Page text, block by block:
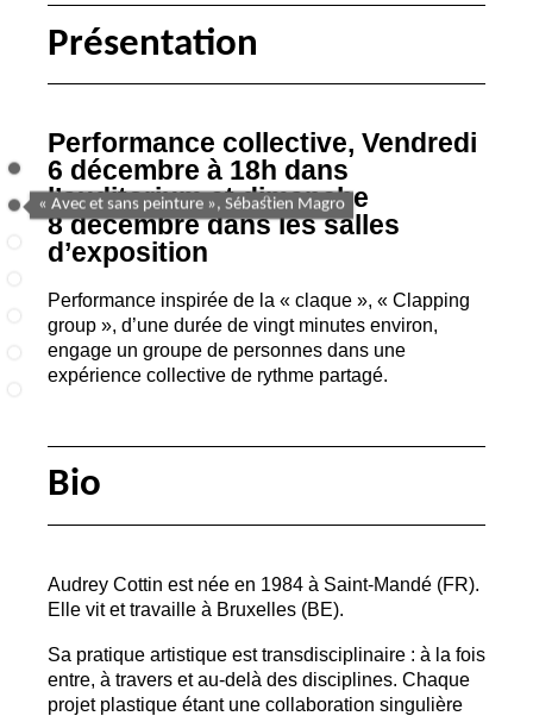
Présentation
Performance collective, Vendredi
6 décembre à 18h dans
l’auditorium et dimanche
8 décembre dans les salles
d’exposition
Performance inspirée de la « claque », « Clapping
group », d’une durée de vingt minutes environ,
engage un groupe de personnes dans une
expérience collective de rythme partagé.
Bio
Audrey Cottin est née en 1984 à Saint-Mandé (FR).
Elle vit et travaille à Bruxelles (BE).
Sa pratique artistique est transdisciplinaire : à la fois
entre, à travers et au-delà des disciplines. Chaque
projet plastique étant une collaboration singulière